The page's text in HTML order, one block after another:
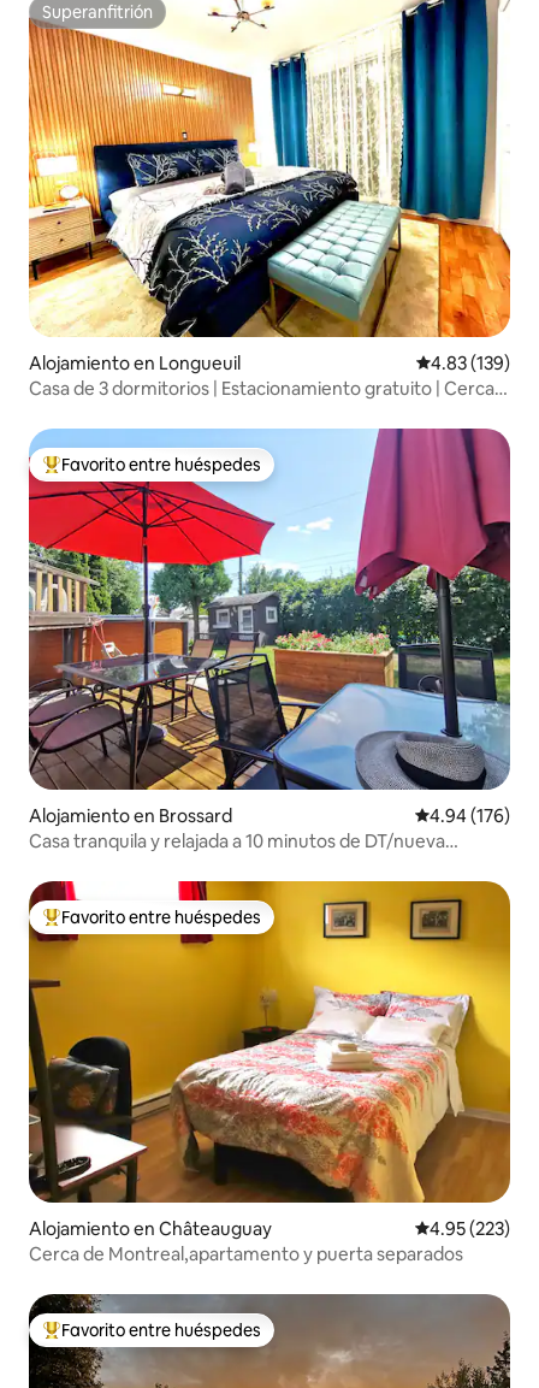
Superanfitrión
Superanfitrión
Alojamiento en Longueuil Calificación
4.83 (139)
Casa de 3 dormitorios | Estacionamiento gratuito | Cerca
Favorito entre huéspedes preferido
Favorito entre huéspedes
Alojamiento en Brossard Calificación
4.94 (176)
Casa tranquila y relajada a 10 minutos de DT/nueva
Favorito entre huéspedes preferido
Favorito entre huéspedes
Alojamiento en Châteauguay Calificación
4.95 (223)
Cerca de Montreal,apartamento y puerta separados
Favorito entre huéspedes preferido
Favorito entre huéspedes